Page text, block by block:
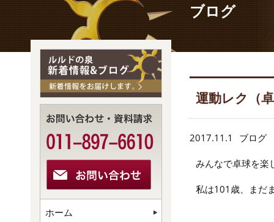
ブログ
運動レク（
2017.11.1 ブログ
みんなで卓球を楽
私は101歳、まだ
ホーム